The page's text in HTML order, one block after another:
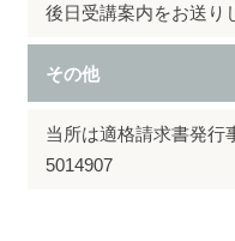
後日受講案内をお送り
その他
当所は適格請求書発行
5014907